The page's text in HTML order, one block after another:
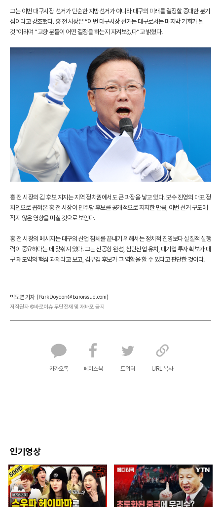
그는 이번 대구시장 선거가 단순한 지방선거가 아니라 대구의 미래를 결정할 중대한 분기
점이라고 강조했다. 홍 전 시장은 “이번 대구시장 선거는 대구로서는 마지막 기회가 될
것”이라며 “고향 분들이 어떤 결정을 하는지 지켜보겠다”고 밝혔다.
홍 전 시장의 김 후보 지지는 지역 정치권에서도 큰 파장을 낳고 있다. 보수 진영의 대표 정
치인으로 꼽혀온 홍 전 시장이 민주당 후보를 공개적으로 지지한 만큼, 이번 선거 구도에
적지 않은 영향을 미칠 것으로 보인다.
홍 전 시장의 메시지는 대구의 산업 침체를 끝내기 위해서는 정치적 진영보다 실질적 실행
력이 중요하다는 데 맞춰져 있다. 그는 신공항 완성, 첨단산업 유치, 대기업 투자 확보가 대
구 재도약의 핵심 과제라고 보고, 김부겸 후보가 그 역할을 할 수 있다고 판단한 것이다.
박도연 기자 (ParkDoyeon@baroissue.com)
저작권자 ©바로이슈 무단전재 및 재배포 금지
카카오톡 페이스북 트위터 URL 복사
인기영상